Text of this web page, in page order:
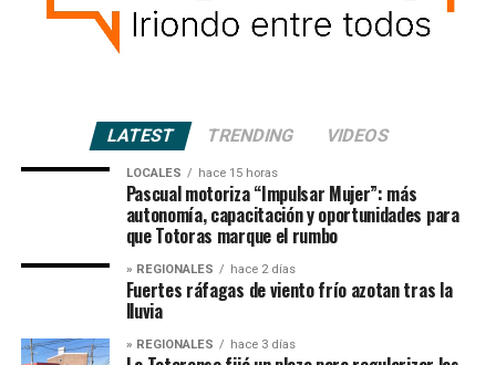
LATEST TRENDING VIDEOS
LOCALES hace 15 horas
Pascual motoriza “Impulsar Mujer”: más
autonomía, capacitación y oportunidades para
que Totoras marque el rumbo
» REGIONALES hace 2 días
Fuertes ráfagas de viento frío azotan tras la
lluvia
» REGIONALES hace 3 días